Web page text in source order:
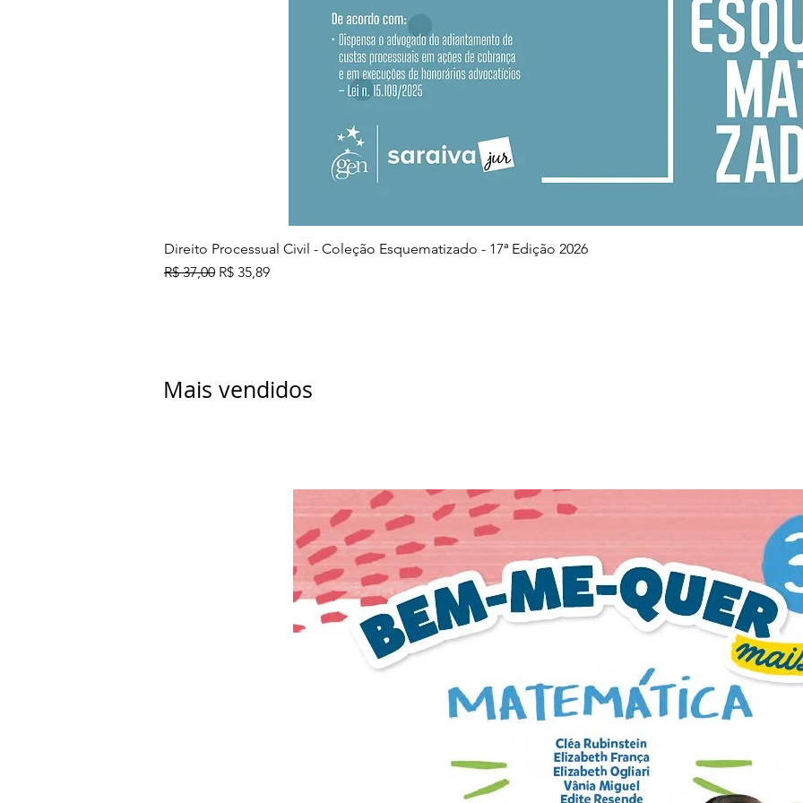
Visualização rápida
Direito Processual Civil - Coleção Esquematizado - 17ª Edição 2026
Preço normal
R$ 37,00 Preço promocional
R$ 35,89
Mais vendidos